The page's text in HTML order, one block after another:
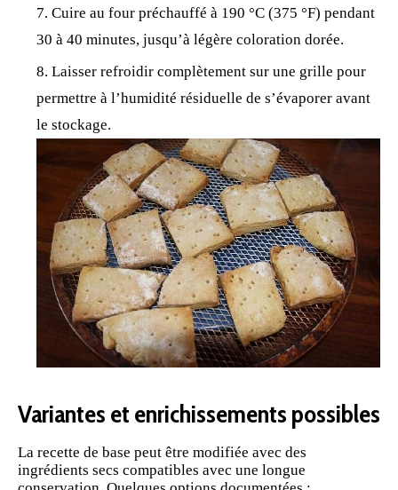
Cuire au four préchauffé à 190 °C (375 °F) pendant
30 à 40 minutes, jusqu’à légère coloration dorée.
Laisser refroidir complètement sur une grille pour
permettre à l’humidité résiduelle de s’évaporer avant
lestockage.
Variantes et enrichissements possibles
La recette de base peut être modifiée avec des
ingrédients secs compatibles avec une longue